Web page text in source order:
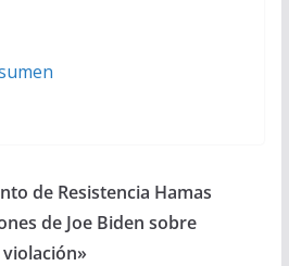
de Resistencia Hamas
de Joe Biden sobre